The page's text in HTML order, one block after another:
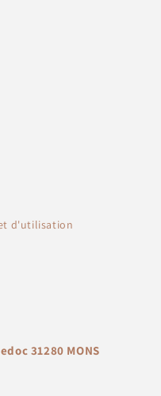
d'utilisation
31280 MONS